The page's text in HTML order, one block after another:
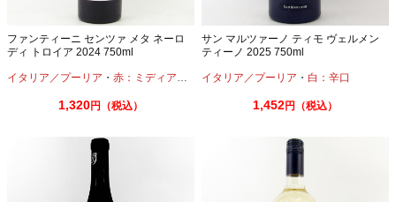
ファンティーニ センツァ メタ ネーロ
ディ トロイア 2024 750ml
イタリア／プーリア ・ 赤：ミディアムボディ
1,320円（税込）
サン マルツァーノ ティモ ヴェルメン
ティーノ 2025 750ml
イタリア／プーリア ・ 白：辛口
1,452円（税込）